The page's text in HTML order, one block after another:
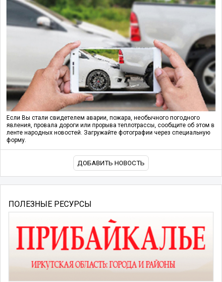
Если Вы стали свидетелем аварии, пожара, необычного погодного
явления, провала дороги или прорыва теплотрассы, сообщите об этом в
ленте народных новостей. Загружайте фотографии через специальную
форму.
ДОБАВИТЬ НОВОСТЬ
ПОЛЕЗНЫЕ РЕСУРСЫ